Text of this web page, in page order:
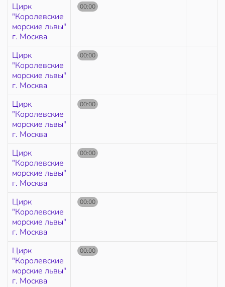
Цирк
"Королевские
морские львы"
г. Москва
00:00
Цирк
"Королевские
морские львы"
г. Москва
00:00
Цирк
"Королевские
морские львы"
г. Москва
00:00
Цирк
"Королевские
морские львы"
г. Москва
00:00
Цирк
"Королевские
морские львы"
г. Москва
00:00
Цирк
"Королевские
морские львы"
г. Москва
00:00